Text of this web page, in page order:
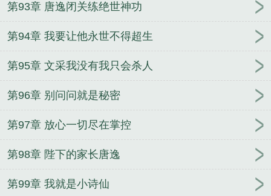
第93章 唐逸闭关练绝世神功
第94章 我要让他永世不得超生
第95章 文采我没有我只会杀人
第96章 别问问就是秘密
第97章 放心一切尽在掌控
第98章 陛下的家长唐逸
第99章 我就是小诗仙